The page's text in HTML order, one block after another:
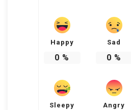
Happy
0 %
Sad
0 %
Sleepy Angry